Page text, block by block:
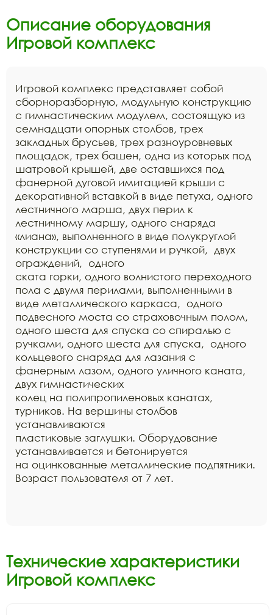
Описание оборудования
Игровой комплекс
Игровой комплекс представляет собой
сборноразборную, модульную конструкцию
с гимнастическим модулем, состоящую из
семнадцати опорных столбов, трех
закладных брусьев, трех разноуровневых
площадок, трех башен, одна из которых под
шатровой крышей, две оставшихся под
фанерной дуговой имитацией крыши с
декоративной вставкой в виде петуха, одного
лестничного марша, двух перил к
лестничному маршу, одного снаряда
«лиана», выполненного в виде полукруглой
конструкции со ступенями и ручкой, двух
ограждений, одного
ската горки, одного волнистого переходного
пола с двумя перилами, выполненными в
виде металлического каркаса, одного
подвесного моста со страховочным полом,
одного шеста для спуска со спиралью с
ручками, одного шеста для спуска, одного
кольцевого снаряда для лазания с
фанерным лазом, одного уличного каната,
двух гимнастических
колец на полипропиленовых канатах,
турников. На вершины столбов
устанавливаются
пластиковые заглушки. Оборудование
устанавливается и бетонируется
на оцинкованные металлические подпятники.
Возраст пользователя от 7 лет.
Технические характеристики
Игровой комплекс